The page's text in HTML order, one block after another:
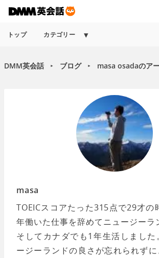
トップ カテゴリー
DMM英会話 ► ブログ ► masa osadaのア
masa
TOEICスコアたった315点で29才の
年働いた仕事を辞めてニュージーラ
そしてカナダでも1年生活しました
ージーランドの良さが忘れられず